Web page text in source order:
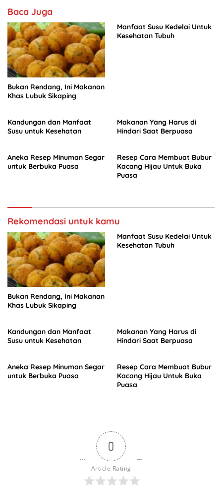
k
Baca Juga
Bukan Rendang, Ini Makanan
Khas Lubuk Sikaping
Manfaat Susu Kedelai Untuk
Kesehatan Tubuh
Kandungan dan Manfaat
Susu untuk Kesehatan
Makanan Yang Harus di
Hindari Saat Berpuasa
Aneka Resep Minuman Segar
untuk Berbuka Puasa
Resep Cara Membuat Bubur
Kacang Hijau Untuk Buka
Puasa
Rekomendasi untuk kamu
Bukan Rendang, Ini Makanan
Khas Lubuk Sikaping
Manfaat Susu Kedelai Untuk
Kesehatan Tubuh
Kandungan dan Manfaat
Susu untuk Kesehatan
Makanan Yang Harus di
Hindari Saat Berpuasa
Aneka Resep Minuman Segar
untuk Berbuka Puasa
Resep Cara Membuat Bubur
Kacang Hijau Untuk Buka
Puasa
0
Article Rating